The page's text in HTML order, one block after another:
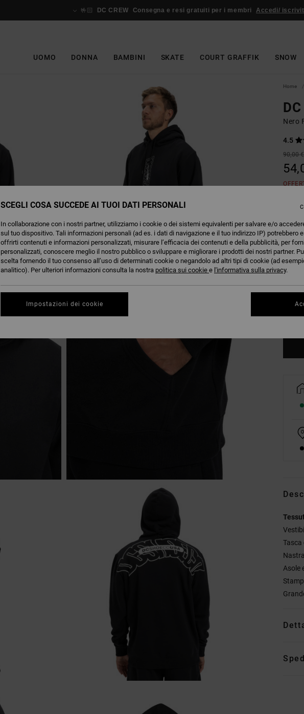
🤟🏻 DC CREW Consegna e resi gratuiti per i membri Accedi/
UOMO DONNA BAMBINI SKATE COURT GRAFFIK SNOW
Home
Nero
4.5
90,00 €
XS
Tasca
Asole
SCEGLI COSA SUCCEDE AI TUOI DATI PERSONALI
In collaborazione con i nostri partner, utilizziamo i cookie o dei sistemi equivalenti per salvare e/o
sul tuo dispositivo. Tali informazioni personali (ad es. i dati di navigazione e il tuo indirizzo IP) potrebbero
offrirti contenuti e informazioni personalizzati, misurare l’efficacia dei contenuti e della pubblicità, per
personalizzati, conoscere meglio il nostro pubblico o sviluppare e migliorare i prodotti dei nostri partner.
scelta fornendo il tuo consenso all’uso di determinati cookie o negandolo ad altri tipi di cookie (ad
analitico). Per ulteriori informazioni consulta la nostra politica sui cookie e l'informativa sulla privacy.
Impostazioni dei cookie